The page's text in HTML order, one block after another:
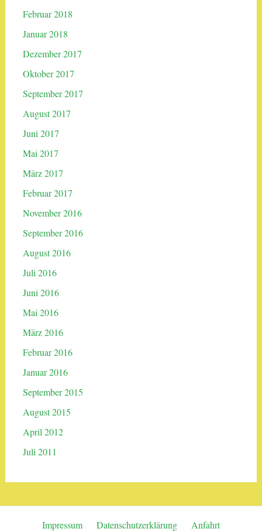
Februar 2018
Januar 2018
Dezember 2017
Oktober 2017
September 2017
August 2017
Juni 2017
Mai 2017
März 2017
Februar 2017
November 2016
September 2016
August 2016
Juli 2016
Juni 2016
Mai 2016
März 2016
Februar 2016
Januar 2016
September 2015
August 2015
April 2012
Juli 2011
Impressum Datenschutzerklärung Anfahrt